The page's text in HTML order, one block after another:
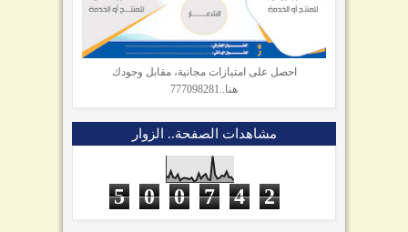
احصل على امتيازات مجانية، مقابل وجودك
هنا..777098281
مشاهدات الصفحة.. الزوار
5 0 0 7 4 2